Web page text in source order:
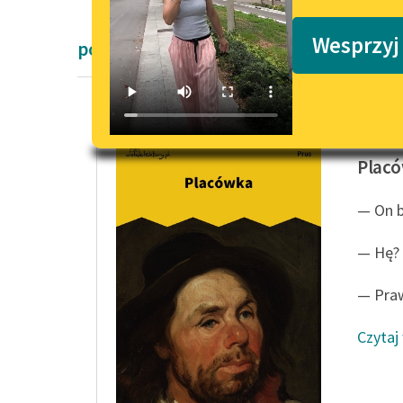
powieści obyczajowe Bolesław Prus
— On
— Hę?
—
Czytaj